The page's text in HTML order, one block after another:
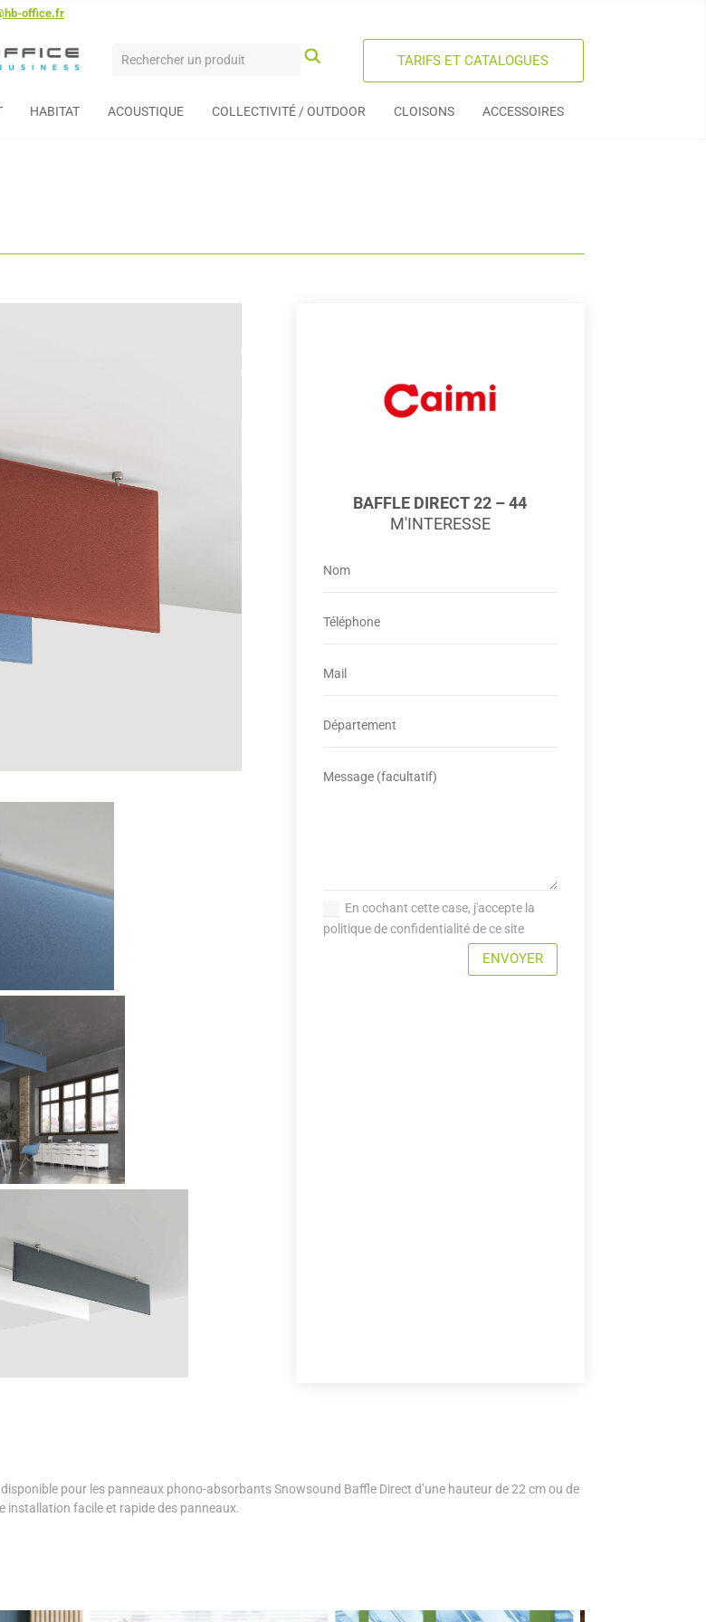
office.fr
TARIFS ET CATALOGUES
HABITAT ACOUSTIQUE COLLECTIVITÉ / OUTDOOR CLOISONS ACCESSOIRES
BAFFLE DIRECT 22 – 44
En cochant cette case, j'accepte la
politique de confidentialité de ce site
ENVOYER
pour les panneaux phono-absorbants Snowsound Baffle Direct d’une hauteur de 22 cm ou de
installation facile et rapide des panneaux.